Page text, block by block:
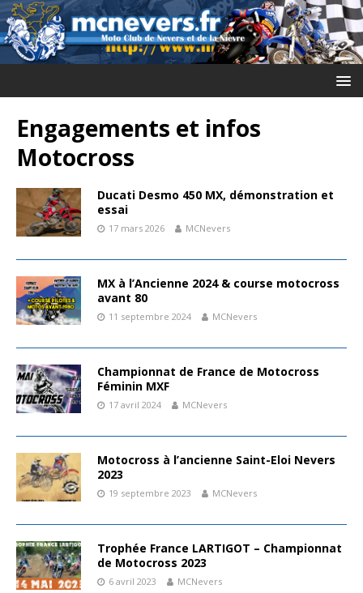
Engagements et infos
Motocross
Ducati Desmo 450 MX, démonstration et
essai
17 mars 2026 MCNevers
MX à l’Ancienne 2024 & course motocross
avant 80
11 septembre 2024 MCNevers
Championnat de France de Motocross
Féminin MXF
17 avril 2024 MCNevers
Motocross à l’ancienne Saint-Eloi Nevers
2023
19 septembre 2023 MCNevers
Trophée France LARTIGOT – Championnat
de Motocross 2023
6 avril 2023 MCNevers